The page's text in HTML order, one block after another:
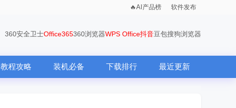
AI产品榜 软件发布
360安全卫士Office365360浏览器WPS Office抖音豆包搜狗浏览器
教程攻略 装机必备 下载排行 最近更新